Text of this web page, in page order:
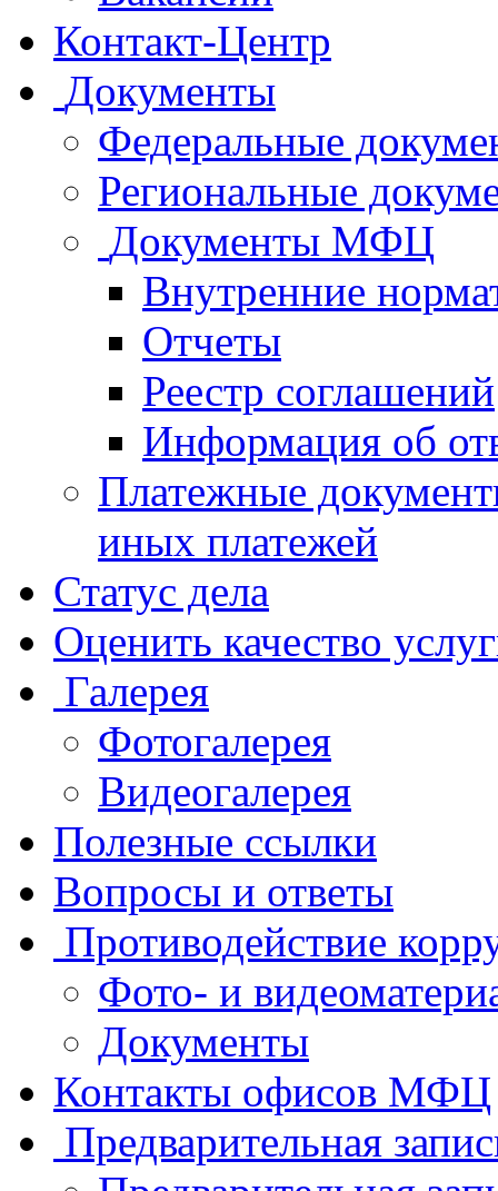
Контакт-Центр
Документы
Федеральные
Региональные
Документы МФЦ
Внутренние
Отчеты
Реестр соглашений
Информация об
Платежные
иных платежей
Статус дела
Оценить качество
Галерея
Фотогалерея
Видеогалерея
Полезные ссылки
Вопросы и ответы
Противодействие
Фото- и
Документы
Контакты офисов МФЦ
Предварительная